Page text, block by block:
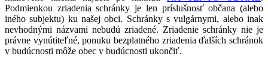
Podmienkou zriadenia schránky je len príslušnosť občana (alebo
iného subjektu) ku našej obci. Schránky s vulgárnymi, alebo inak
nevhodnými názvami nebudú zriadené. Zriadenie schránky nie je
právne vynútiteľné, ponuku bezplatného zriadenia ďalších schránok
v budúcnosti môže obec v budúcnosti ukončiť.